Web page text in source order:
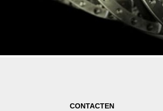
CONTACTEN